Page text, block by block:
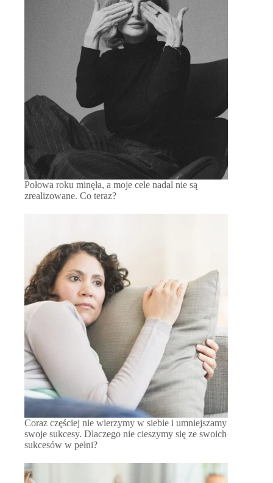
Połowa roku minęła, a moje cele nadal nie są
zrealizowane. Co teraz?
Coraz częściej nie wierzymy w siebie i umniejszamy
swoje sukcesy. Dlaczego nie cieszymy się ze swoich
sukcesów w pełni?